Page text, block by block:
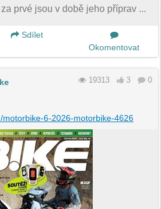
prvé jsou v době jeho příprav ...
Sdílet
Okomentovat
19313 3 0
motorbike-6-2026-motorbike-4626